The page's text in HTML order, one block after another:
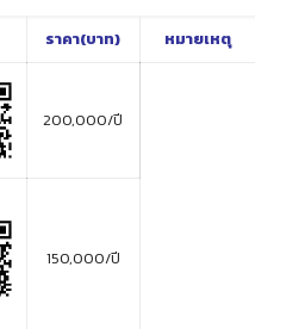
ราคา(บาท) หมายเหตุ
200,000/ปี
150,000/ปี